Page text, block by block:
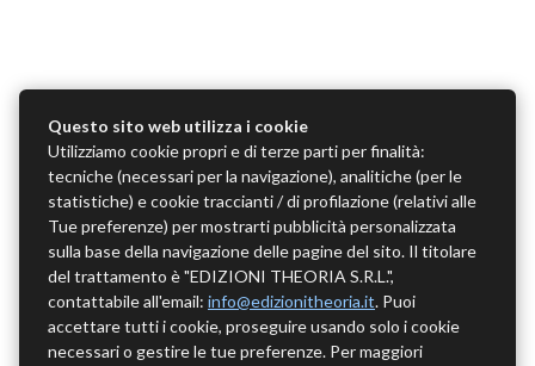
Questo sito web utilizza i cookie
Utilizziamo cookie propri e di terze parti per finalità:
tecniche (necessari per la navigazione), analitiche (per le
statistiche) e cookie traccianti / di profilazione (relativi alle
Tue preferenze) per mostrarti pubblicità personalizzata
sulla base della navigazione delle pagine del sito. Il titolare
del trattamento è "EDIZIONI THEORIA S.R.L.",
contattabile all'email: info@edizionitheoria.it. Puoi
accettare tutti i cookie, proseguire usando solo i cookie
necessari o gestire le tue preferenze. Per maggiori